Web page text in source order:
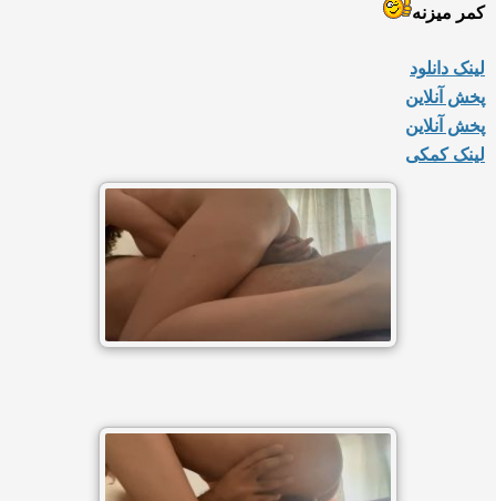
کمر میزنه
لینک دانلود
پخش آنلاین
پخش آنلاین
لینک کمکی